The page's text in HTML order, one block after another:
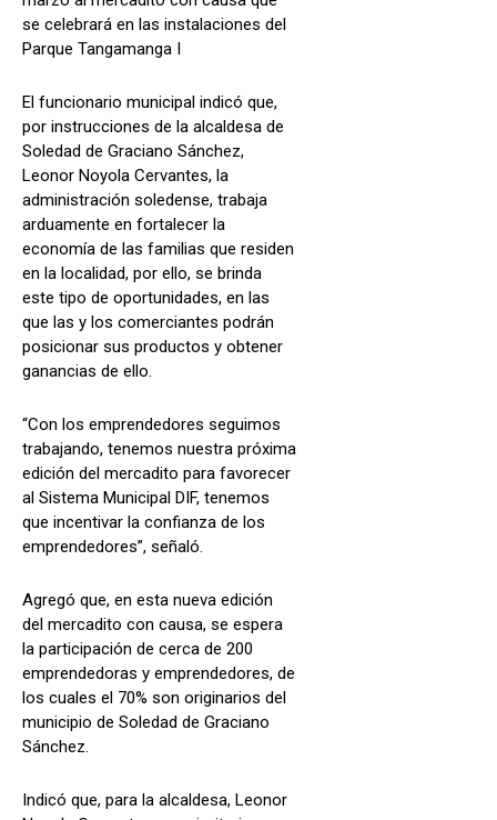
se celebrará en las instalaciones del
Parque Tangamanga I
El funcionario municipal indicó que,
por instrucciones de la alcaldesa de
Soledad de Graciano Sánchez,
Leonor Noyola Cervantes, la
administración soledense, trabaja
arduamente en fortalecer la
economía de las familias que residen
en la localidad, por ello, se brinda
este tipo de oportunidades, en las
que las y los comerciantes podrán
posicionar sus productos y obtener
ganancias de ello.
“Con los emprendedores seguimos
trabajando, tenemos nuestra próxima
edición del mercadito para favorecer
al Sistema Municipal DIF, tenemos
que incentivar la confianza de los
emprendedores”, señaló.
Agregó que, en esta nueva edición
del mercadito con causa, se espera
la participación de cerca de 200
emprendedoras y emprendedores, de
los cuales el 70% son originarios del
municipio de Soledad de Graciano
Sánchez.
Indicó que, para la alcaldesa, Leonor